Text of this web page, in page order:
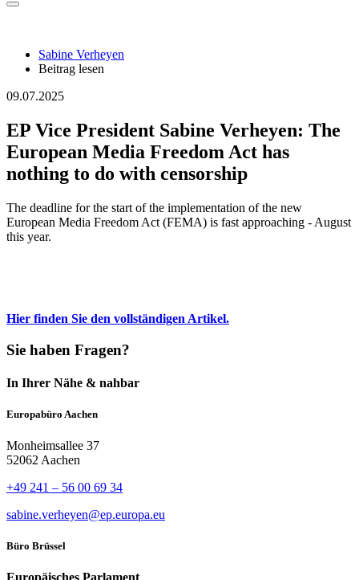
Sabine Verheyen
Beitrag lesen
09.07.2025
EP Vice President Sabine Verheyen: The
European Media Freedom Act has
nothing to do with censorship
The deadline for the start of the implementation of the new
European Media Freedom Act (FEMA) is fast approaching - August
this year.
Hier finden Sie den vollständigen Artikel.
Sie haben Fragen?
In Ihrer Nähe & nahbar
Europabüro Aachen
Monheimsallee 37
52062 Aachen
+49 241 – 56 00 69 34
sabine.verheyen@ep.europa.eu
Büro Brüssel